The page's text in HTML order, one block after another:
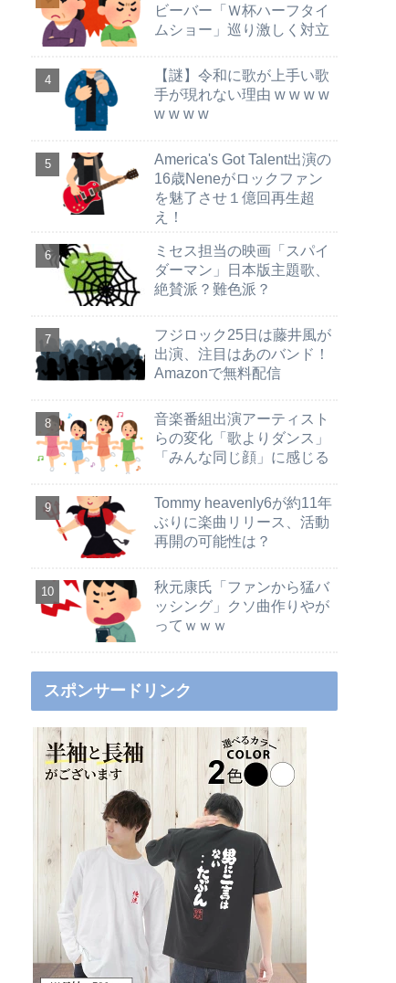
ビーバー「Ｗ杯ハーフタイ
ムショー」巡り激しく対立
【謎】令和に歌が上手い歌
手が現れない理由 w w w w
w w w w
America's Got Talent出演の
16歳Neneがロックファン
を魅了させ１億回再生超
え！
ミセス担当の映画「スパイ
ダーマン」日本版主題歌、
絶賛派？難色派？
フジロック25日は藤井風が
出演、注目はあのバンド！
Amazonで無料配信
音楽番組出演アーティスト
らの変化「歌よりダンス」
「みんな同じ顔」に感じる
Tommy heavenly6が約11年
ぶりに楽曲リリース、活動
再開の可能性は？
秋元康氏「ファンから猛バ
ッシング」クソ曲作りやが
ってｗｗｗ
スポンサードリンク